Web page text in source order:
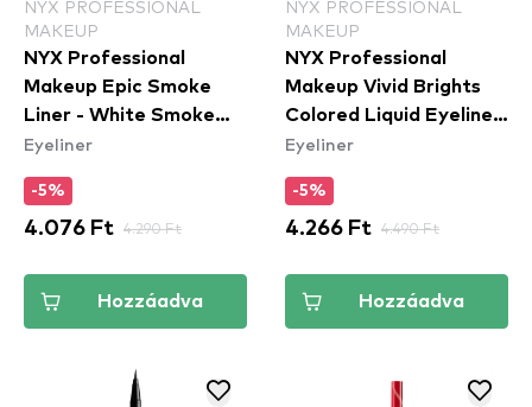
NYX PROFESSIONAL
MAKEUP
NYX Professional
Makeup Epic Smoke
Liner - White Smoke
(ESL01) - szemceruza
Eyeliner
-5%
4.076 Ft 4.290 Ft
Hozzáadva
NYX PROFESSIONAL
MAKEUP
NYX Professional
Makeup Vivid Brights
Colored Liquid Eyeliner
- Had Me At Yellow
tus
Eyeliner
-5%
4.266 Ft 4.490 Ft
Hozzáadva